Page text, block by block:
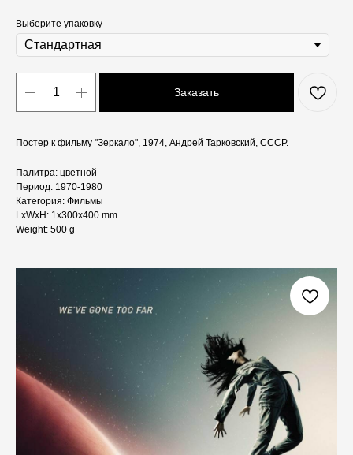
Выберите упаковку
Заказать
Постер к фильму "Зеркало", 1974, Андрей Тарковский, СССР.
Палитра: цветной
Период: 1970-1980
Категория: Фильмы
LxWxH: 1x300x400 mm
Weight: 500 g